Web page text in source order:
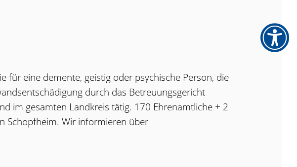
für eine demente, geistig oder psychische Person, die
durch das Betreuungsgericht
im gesamten Landkreis tätig. 170 Ehrenamtliche + 2
Schopfheim. Wir informieren über